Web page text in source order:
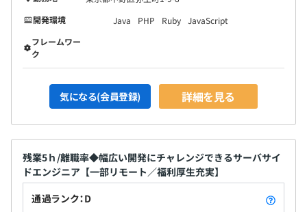
開発環境
Java PHP Ruby JavaScript
フレームワー
ク
気になる(会員登録) 詳細を見る
残業5ｈ/離職率◆幅広い開発にチャレンジできるサーバサイ
ドエンジニア【一部リモート／福利厚生充実】
通過ランク：D